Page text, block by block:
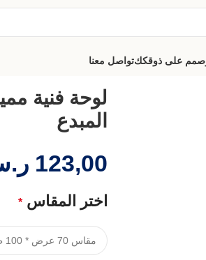
صمم على ذوقككتواصل معنا
لوحة فنية
المبدع
123,00
اختر المقاس *